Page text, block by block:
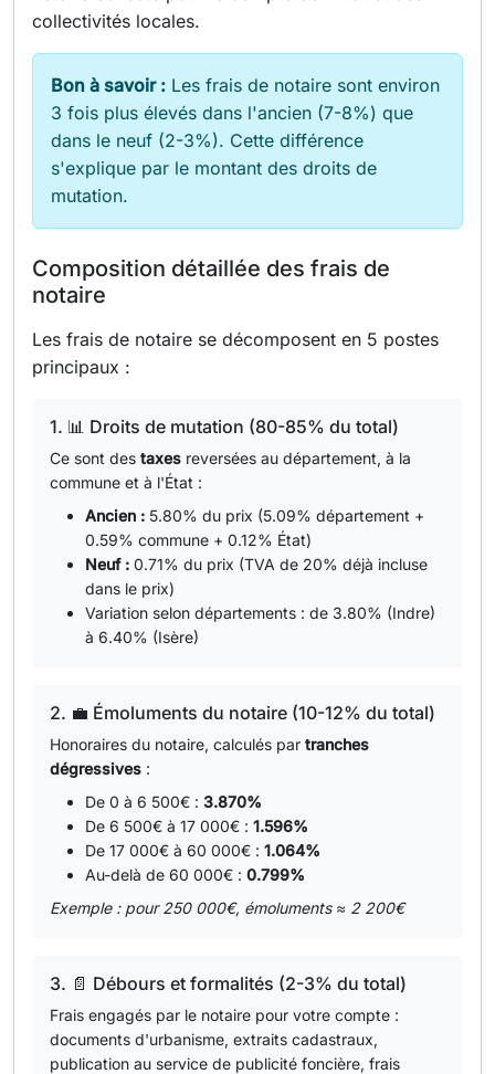
collectivités locales.
Bon à savoir : Les frais de notaire sont environ
3 fois plus élevés dans l'ancien (7-8%) que
dans le neuf (2-3%). Cette différence
s'explique par le montant des droits de
mutation.
Composition détaillée des frais de
notaire
Les frais de notaire se décomposent en 5 postes
principaux :
1. 📊 Droits de mutation (80-85% du total)
Ce sont des taxes reversées au département, à la
commune et à l'État :
Ancien : 5.80% du prix (5.09% département +
0.59% commune + 0.12% État)
Neuf : 0.71% du prix (TVA de 20% déjà incluse
dans le prix)
Variation selon départements : de 3.80% (Indre)
à 6.40% (Isère)
2. 💼 Émoluments du notaire (10-12% du total)
Honoraires du notaire, calculés par tranches
dégressives :
De 0 à 6 500€ : 3.870%
De 6 500€ à 17 000€ : 1.596%
De 17 000€ à 60 000€ : 1.064%
Au-delà de 60 000€ : 0.799%
Exemple : pour 250 000€, émoluments ≈ 2 200€
3. 📄 Débours et formalités (2-3% du total)
Frais engagés par le notaire pour votre compte :
documents d'urbanisme, extraits cadastraux,
publication au service de publicité foncière, frais